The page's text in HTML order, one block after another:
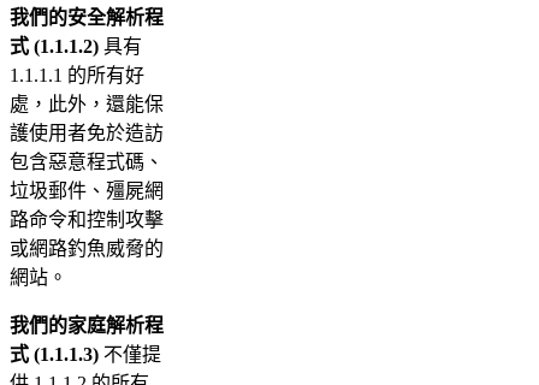
我們的安全解析程
式 (1.1.1.2) 具有
1.1.1.1 的所有好
處，此外，還能保
護使用者免於造訪
包含惡意程式碼、
垃圾郵件、殭屍網
路命令和控制攻擊
或網路釣魚威脅的
網站。
我們的家庭解析程
式 (1.1.1.3) 不僅提